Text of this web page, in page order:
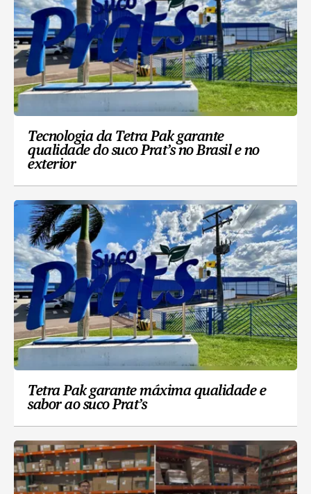
Tecnologia da Tetra Pak garante
qualidade do suco Prat’s no Brasil e no
exterior
Tetra Pak garante máxima qualidade e
sabor ao suco Prat’s